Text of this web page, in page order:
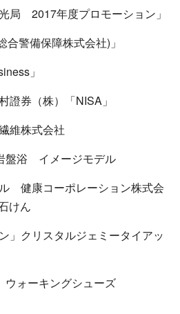
局 2017年度プロモーション」
警備保障株式会社)」
」
券（株）「NISA」
維株式会社
盤浴 イメージモデル
健康コーポレーション株式会
けん
」クリスタルジェミータイアッ
ォーキングシューズ